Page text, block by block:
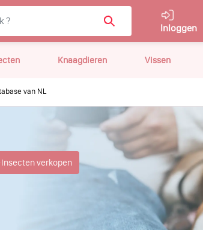
Inloggen
Knaagdieren Vissen
van NL
Insecten verkopen